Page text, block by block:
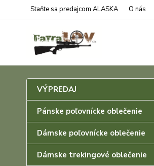
Staňte sa predajcom ALASKA O nás
VÝPREDAJ
Pánske poľovnícke oblečenie
Dámske poľovnícke oblečenie
Dámske trekingové oblečenie